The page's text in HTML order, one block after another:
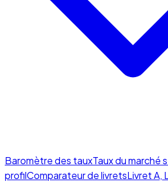
Baromètre des tauxTaux du marché
profilComparateur de livretsLivret A,